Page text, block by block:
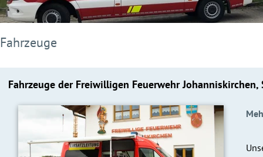
Fahrzeuge
Fahrzeuge der Freiwilligen Feuerwehr Johanniskirchen,